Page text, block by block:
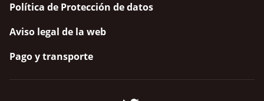
Política de Protección de datos
Aviso legal de la web
Pago y transporte